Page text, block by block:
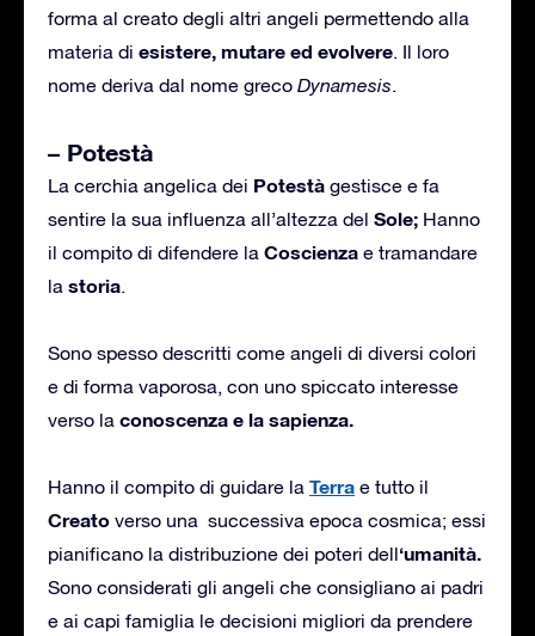
forma al creato degli altri angeli permettendo alla
materia di esistere, mutare ed evolvere. Il loro
nome deriva dal nome greco Dynamesis.
– Potestà
La cerchia angelica dei Potestà gestisce e fa
sentire la sua influenza all’altezza del Sole; Hanno
il compito di difendere la Coscienza e tramandare
la storia.
Sono spesso descritti come angeli di diversi colori
e di forma vaporosa, con uno spiccato interesse
verso la conoscenza e la sapienza.
Hanno il compito di guidare la Terra e tutto il
Creato verso una successiva epoca cosmica; essi
pianificano la distribuzione dei poteri dell‘umanità.
Sono considerati gli angeli che consigliano ai padri
e ai capi famiglia le decisioni migliori da prendere